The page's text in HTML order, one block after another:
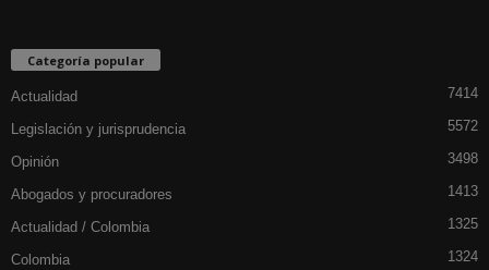
Categoría popular
Actualidad 7414
Legislación y jurisprudencia 5572
Opinión 3498
Abogados y procuradores 1413
Actualidad / Colombia 1325
Colombia 1324